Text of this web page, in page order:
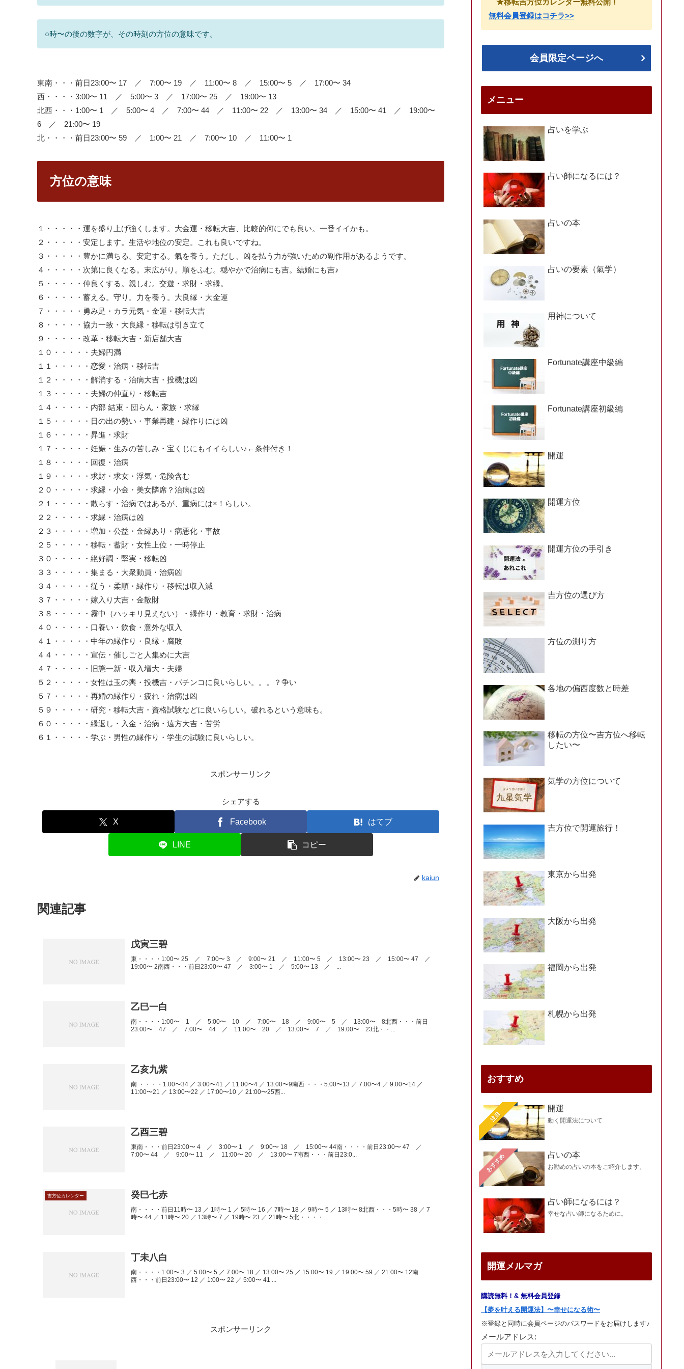
○時〜の後の数字が、その時刻の方位の意味です。
東南・・・前日23:00〜 17 ／ 7:00〜 19 ／ 11:00〜 8 ／ 15:00〜 5 ／ 17:00〜 34
西・・・・3:00〜 11 ／ 5:00〜 3 ／ 17:00〜 25 ／ 19:00〜 13
北西・・・1:00〜 1 ／ 5:00〜 4 ／ 7:00〜 44 ／ 11:00〜 22 ／ 13:00〜 34 ／ 15:00〜 41 ／ 19:00〜
6 ／ 21:00〜 19
北・・・・前日23:00〜 59 ／ 1:00〜 21 ／ 7:00〜 10 ／ 11:00〜 1
方位の意味
１・・・・・運を盛り上げ強くします。大金運・移転大吉、比較的何にでも良い。一番イイかも。
２・・・・・安定します。生活や地位の安定。これも良いですね。
３・・・・・豊かに満ちる。安定する。氣を養う。ただし、凶を払う力が強いための副作用があるようです。
４・・・・・次第に良くなる。末広がり。順をふむ。穏やかで治病にも吉。結婚にも吉♪
５・・・・・仲良くする。親しむ。交遊・求財・求縁。
６・・・・・蓄える。守り。力を養う。大良縁・大金運
７・・・・・勇み足・カラ元気・金運・移転大吉
８・・・・・協力一致・大良縁・移転は引き立て
９・・・・・改革・移転大吉・新店舗大吉
１０・・・・・夫婦円満
１１・・・・・恋愛・治病・移転吉
１２・・・・・解消する・治病大吉・投機は凶
１３・・・・・夫婦の仲直り・移転吉
１４・・・・・内部 結束・団らん・家族・求縁
１５・・・・・日の出の勢い・事業再建・縁作りには凶
１６・・・・・昇進・求財
１７・・・・・妊娠・生みの苦しみ・宝くじにもイイらしい♪←条件付き！
１８・・・・・回復・治病
１９・・・・・求財・求女・浮気・危険含む
２０・・・・・求縁・小金・美女隣席？治病は凶
２１・・・・・散らす・治病ではあるが、重病には×！らしい。
２２・・・・・求縁・治病は凶
２３・・・・・増加・公益・金縁あり・病悪化・事故
２５・・・・・移転・蓄財・女性上位・一時停止
３０・・・・・絶好調・堅実・移転凶
３３・・・・・集まる・大衆動員・治病凶
３４・・・・・従う・柔順・縁作り・移転は収入減
３７・・・・・嫁入り大吉・金散財
３８・・・・・霧中（ハッキリ見えない）・縁作り・教育・求財・治病
４０・・・・・口養い・飲食・意外な収入
４１・・・・・中年の縁作り・良縁・腐敗
４４・・・・・宣伝・催しごと人集めに大吉
４７・・・・・旧態一新・収入増大・夫婦
５２・・・・・女性は玉の輿・投機吉・パチンコに良いらしい。。。？争い
５７・・・・・再婚の縁作り・疲れ・治病は凶
５９・・・・・研究・移転大吉・資格試験などに良いらしい。破れるという意味も。
６０・・・・・縁返し・入金・治病・遠方大吉・苦労
６１・・・・・学ぶ・男性の縁作り・学生の試験に良いらしい。
スポンサーリンク
シェアする
X Facebook はてブ
LINE コピー
kaiun
関連記事
戊寅三碧
東・・・・1:00〜 25 ／ 7:00〜 3 ／ 9:00〜 21 ／ 11:00〜 5 ／ 13:00〜 23 ／ 15:00〜 47 ／
19:00〜 2南西・・・前日23:00〜 47 ／ 3:00〜 1 ／ 5:00〜 13 ／ ...
乙巳一白
南・・・・1:00〜 1 ／ 5:00〜 10 ／ 7:00〜 18 ／ 9:00〜 5 ／ 13:00〜 8北西・・・前日
23:00〜 47 ／ 7:00〜 44 ／ 11:00〜 20 ／ 13:00〜 7 ／ 19:00〜 23北・・...
乙亥九紫
南 ・・・・1:00〜34 ／ 3:00〜41 ／ 11:00〜4 ／ 13:00〜9南西 ・・・5:00〜13 ／ 7:00〜4 ／ 9:00〜14 ／
11:00〜21 ／ 13:00〜22 ／ 17:00〜10 ／ 21:00〜25西...
乙酉三碧
東南・・・前日23:00〜 4 ／ 3:00〜 1 ／ 9:00〜 18 ／ 15:00〜 44南・・・・前日23:00〜 47 ／
7:00〜 44 ／ 9:00〜 11 ／ 11:00〜 20 ／ 13:00〜 7南西・・・前日23:0...
吉方位カレンダー 癸巳七赤
南・・・・前日11時〜 13 ／ 1時〜 1 ／ 5時〜 16 ／ 7時〜 18 ／ 9時〜 5 ／ 13時〜 8北西・・・5時〜 38 ／ 7
時〜 44 ／ 11時〜 20 ／ 13時〜 7 ／ 19時〜 23 ／ 21時〜 5北・・・・...
丁未八白
南・・・・1:00〜 3 ／ 5:00〜 5 ／ 7:00〜 18 ／ 13:00〜 25 ／ 15:00〜 19 ／ 19:00〜 59 ／ 21:00〜 12南
西・・・前日23:00〜 12 ／ 1:00〜 22 ／ 5:00〜 41 ...
スポンサーリンク
★移転吉方位カレンダー無料公開！
無料会員登録はコチラ>>
会員限定ページへ
メニュー
占いを学ぶ
占い師になるには？
占いの本
占いの要素（氣学）
用神について
Fortunate講座中級編
Fortunate講座初級編
開運
開運方位
開運方位の手引き
吉方位の選び方
方位の測り方
各地の偏西度数と時差
移転の方位〜吉方位へ移転
したい〜
気学の方位について
吉方位で開運旅行！
東京から出発
大阪から出発
福岡から出発
札幌から出発
おすすめ
注目
開運
動く開運法について
おすすめ 占いの本
お勧めの占いの本をご紹介します。
占い師になるには？
幸せな占い師になるために。
開運メルマガ
購読無料！& 無料会員登録
【夢を叶える開運法】〜幸せになる術〜
※登録と同時に会員ページのパスワードをお届けします♪
メールアドレス: